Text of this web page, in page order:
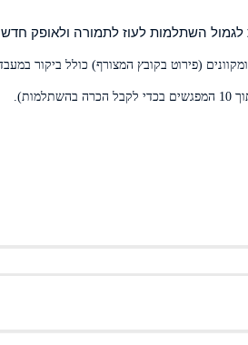
השתלמות לעוז לתמורה ולאופק חדש